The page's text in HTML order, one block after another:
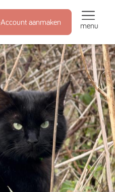
Account aanmaken menu